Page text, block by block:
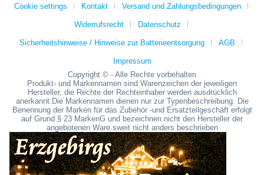
Cookie settings Kontakt Versand und Zahlungsbedingungen
Widerrufsrecht Datenschutz
Sicherheitshinweise / Hinweise zur Batterieentsorgung AGB
Impressum
Copyright © - Alle Rechte vorbehalten
Produkt- und Markennamen sind Warenzeichen der jeweiligen
Hersteller, die Rechte der Rechteinhaber werden ausdrücklich
anerkannt.Die Markennamen dienen nur zur Typenbeschreibung. Die
Benennung der Marken für das Zubehör -und Ersatzteilgeschäft erfolgt
auf Grund § 23 MarkenG und bezeichnen nicht den Hersteller der
angebotenen Ware.sweit nicht anders beschrieben